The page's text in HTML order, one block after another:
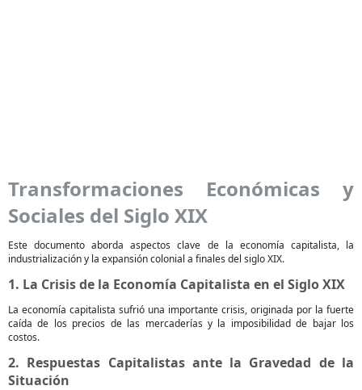
Transformaciones Económicas y
Sociales del Siglo XIX
Este documento aborda aspectos clave de la economía capitalista, la
industrialización y la expansión colonial a finales del siglo XIX.
1. La Crisis de la Economía Capitalista en el Siglo XIX
La economía capitalista sufrió una importante crisis, originada por la fuerte
caída de los precios de las mercaderías y la imposibilidad de bajar los
costos.
2. Respuestas Capitalistas ante la Gravedad de la
Situación